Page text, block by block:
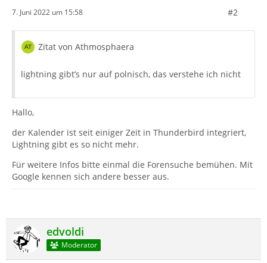
7. Juni 2022 um 15:58 #2
Zitat von Athmosphaera
lightning gibt’s nur auf polnisch, das verstehe ich nicht
Hallo,
der Kalender ist seit einiger Zeit in Thunderbird integriert,
Lightning gibt es so nicht mehr.
Für weitere Infos bitte einmal die Forensuche bemühen. Mit
Google kennen sich andere besser aus.
edvoldi
Moderator